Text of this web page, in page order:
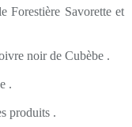
Forestière Savorette et
noir de Cubèbe .
.
produits .